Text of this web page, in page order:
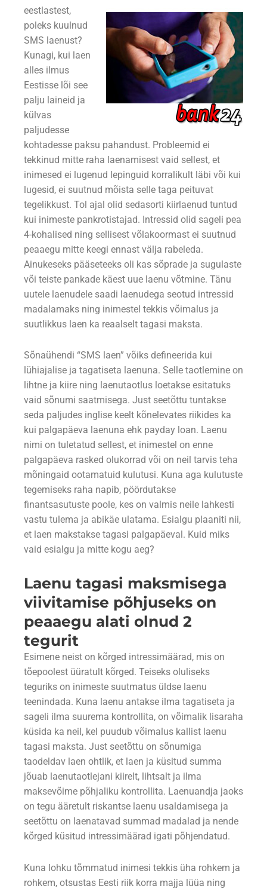
eestlastest,
poleks kuulnud
SMS laenust?
Kunagi, kui laen
alles ilmus
Eestisse lõi see
palju laineid ja
külvas
paljudesse
kohtadesse paksu pahandust. Probleemid ei
tekkinud mitte raha laenamisest vaid sellest, et
inimesed ei lugenud lepinguid korralikult läbi või kui
lugesid, ei suutnud mõista selle taga peituvat
tegelikkust. Tol ajal olid sedasorti kiirlaenud tuntud
kui inimeste pankrotistajad. Intressid olid sageli pea
4-kohalised ning sellisest võlakoormast ei suutnud
peaaegu mitte keegi ennast välja rabeleda.
Ainukeseks pääseteeks oli kas sõprade ja sugulaste
või teiste pankade käest uue laenu võtmine. Tänu
uutele laenudele saadi laenudega seotud intressid
madalamaks ning inimestel tekkis võimalus ja
suutlikkus laen ka reaalselt tagasi maksta.
Sõnaühendi “SMS laen” võiks defineerida kui
lühiajalise ja tagatiseta laenuna. Selle taotlemine on
lihtne ja kiire ning laenutaotlus loetakse esitatuks
vaid sõnumi saatmisega. Just seetõttu tuntakse
seda paljudes inglise keelt kõnelevates riikides ka
kui palgapäeva laenuna ehk payday loan. Laenu
nimi on tuletatud sellest, et inimestel on enne
palgapäeva rasked olukorrad või on neil tarvis teha
mõningaid ootamatuid kulutusi. Kuna aga kulutuste
tegemiseks raha napib, pöördutakse
finantsasutuste poole, kes on valmis neile lahkesti
vastu tulema ja abikäe ulatama. Esialgu plaaniti nii,
et laen makstakse tagasi palgapäeval. Kuid miks
vaid esialgu ja mitte kogu aeg?
Laenu tagasi maksmisega
viivitamise põhjuseks on
peaaegu alati olnud 2
tegurit
Esimene neist on kõrged intressimäärad, mis on
tõepoolest üüratult kõrged. Teiseks oluliseks
teguriks on inimeste suutmatus üldse laenu
teenindada. Kuna laenu antakse ilma tagatiseta ja
sageli ilma suurema kontrollita, on võimalik lisaraha
küsida ka neil, kel puudub võimalus kallist laenu
tagasi maksta. Just seetõttu on sõnumiga
taodeldav laen ohtlik, et laen ja küsitud summa
jõuab laenutaotlejani kiirelt, lihtsalt ja ilma
maksevõime põhjaliku kontrollita. Laenuandja jaoks
on tegu ääretult riskantse laenu usaldamisega ja
seetõttu on laenatavad summad madalad ja nende
kõrged küsitud intressimäärad igati põhjendatud.
Kuna lohku tõmmatud inimesi tekkis üha rohkem ja
rohkem, otsustas Eesti riik korra majja lüüa ning